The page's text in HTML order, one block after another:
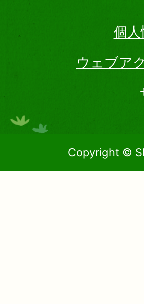
個
ウェブア
Copyright ©